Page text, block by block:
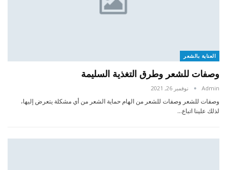
العناية بالشعر
وصفات للشعر وطرق التغذية السليمة
Admin نوفمبر 26, 2021
وصفات للشعر وصفات للشعر من الهام حماية الشعر من أي مشكلة يتعرض إليها،
لذلك علينا اتباع…